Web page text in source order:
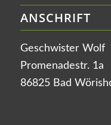
ANSCHRIFT
Geschwister Wolf
Promenadestr. 1a
86825 Bad